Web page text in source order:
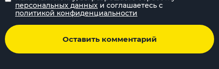
персональных данных и соглашаетесь с
политикой конфиденциальности
Оставить комментарий